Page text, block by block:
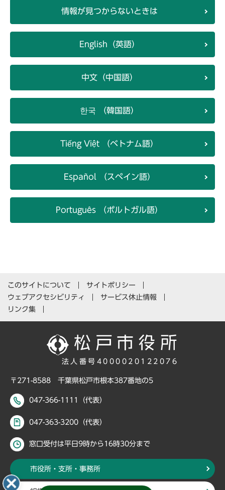
情報が見つからないときは
English（英語）
中文（中国語）
한국 （韓国語）
Tiếng Việt （ベトナム語）
Español （スペイン語）
Português （ポルトガル語）
このサイトについて
サイトポリシー
ウェブアクセシビリティ
サービス休止情報
リンク集
法人番号4000020122076
〒271-8588 千葉県松戸市根本387番地の5
047-366-1111（代表）
047-363-3200（代表）
窓口受付は平日9時から16時30分まで
市役所・支所・事務所